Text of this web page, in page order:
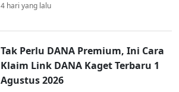
4 hari yang lalu
Tak Perlu DANA Premium, Ini Cara
Klaim Link DANA Kaget Terbaru 1
Agustus 2026